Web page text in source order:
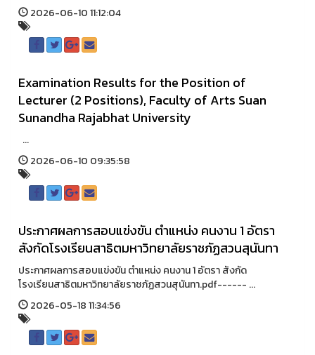
2026-06-10 11:12:04
Examination Results for the Position of
Lecturer (2 Positions), Faculty of Arts Suan
Sunandha Rajabhat University
...
2026-06-10 09:35:58
ประกาศผลการสอบแข่งขัน ตำแหน่ง คนงาน 1 อัตรา
สังกัดโรงเรียนสาธิตมหาวิทยาลัยราชภัฏสวนสุนันทา
ประกาศผลการสอบแข่งขัน ตำแหน่ง คนงาน 1 อัตรา สังกัด
โรงเรียนสาธิตมหาวิทยาลัยราชภัฏสวนสุนันทา.pdf------ ...
2026-05-18 11:34:56